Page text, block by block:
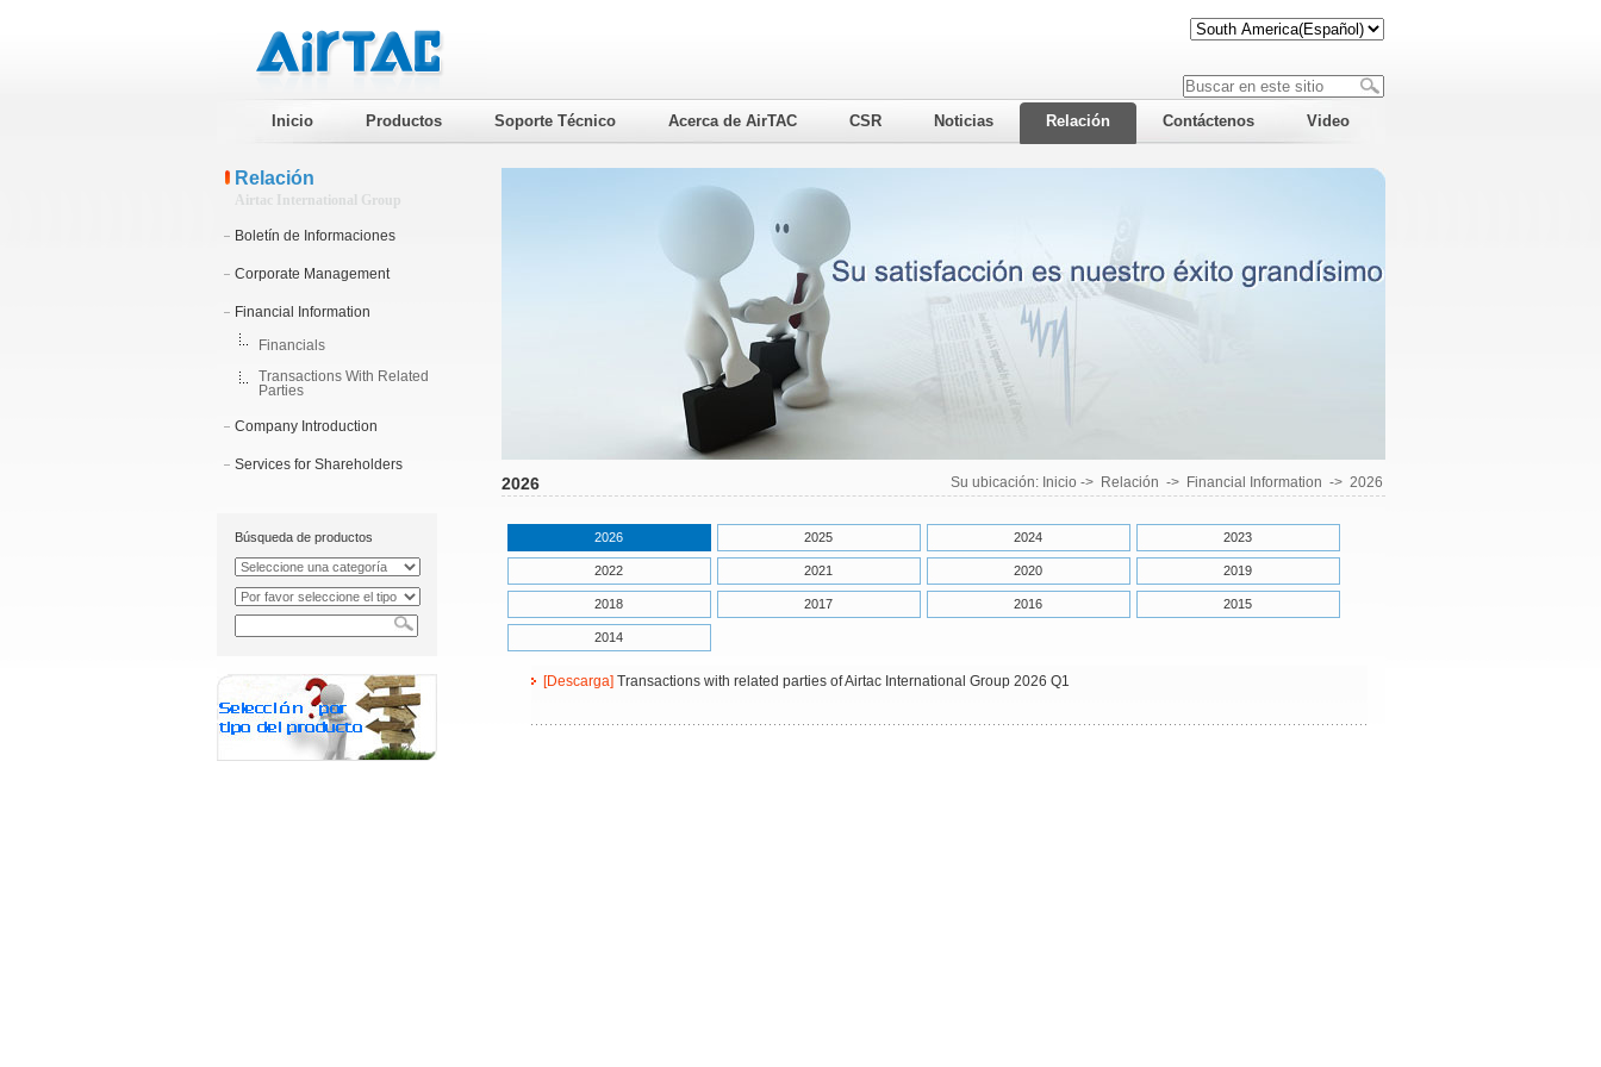
Inicio Productos Soporte Técnico Acerca de AirTAC CSR Noticias Relación Contáctenos Video
Relación
Airtac International Group
Boletín de Informaciones
Corporate Management
Financial Information
Financials
Transactions With Related
Parties
Company Introduction
Services for Shareholders
Búsqueda de productos
2026 Su ubicación: Inicio -> Relación -> Financial Information -> 2026
2026 2025 2024 2023
2022 2021 2020 2019
2018 2017 2016 2015
2014
[Descarga] Transactions with related parties of Airtac International Group 2026 Q1